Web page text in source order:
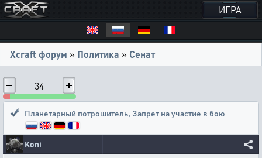
ИГРА
Xcraft форум » Политика » Сенат
34
Планетарный потрошитель, Запрет на участие в бою
Koni